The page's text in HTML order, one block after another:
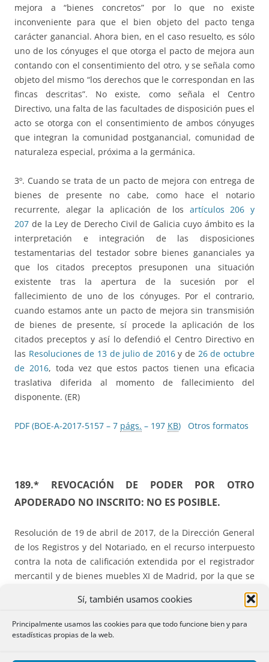
Sí, también usamos cookies
Principalmente usamos las cookies para que todo funcione bien y para
estadísticas propias de la web.
mejora a “bienes concretos” por lo que no existe
inconveniente para que el bien objeto del pacto tenga
carácter ganancial. Ahora bien, en el caso resuelto, es sólo
uno de los cónyuges el que otorga el pacto de mejora aun
contando con el consentimiento del otro, y se señala como
objeto del mismo “los derechos que le correspondan en las
fincas descritas”. No existe, como señala el Centro
Directivo, una falta de las facultades de disposición pues el
acto se otorga con el consentimiento de ambos cónyuges
que integran la comunidad postganancial, comunidad de
naturaleza especial, próxima a la germánica.
3º. Cuando se trata de un pacto de mejora con entrega de
bienes de presente no cabe, como hace el notario
recurrente, alegar la aplicación de los artículos 206 y
207 de la Ley de Derecho Civil de Galicia cuyo ámbito es la
interpretación e integración de las disposiciones
testamentarias del testador sobre bienes gananciales ya
que los citados preceptos presuponen una situación
existente tras la apertura de la sucesión por el
fallecimiento de uno de los cónyuges. Por el contrario,
cuando estamos ante un pacto de mejora sin transmisión
de bienes de presente, sí procede la aplicación de los
citados preceptos y así lo defendió el Centro Directivo en
las Resoluciones de 13 de julio de 2016y de 26 de octubre
de 2016, toda vez que estos pactos tienen una eficacia
traslativa diferida al momento de fallecimiento del
disponente. (ER)
PDF (BOE-A-2017-5157 – 7 págs. – 197 KB) Otros formatos
189.* REVOCACIÓN DE PODER POR OTRO
APODERADO NO INSCRITO: NO ES POSIBLE.
Resolución de 19 de abril de 2017, de la Dirección General
de los Registros y del Notariado, en el recurso interpuesto
contra la nota de calificación extendida por el registrador
mercantil y de bienes muebles XI de Madrid, por la que se
suspende la inscripción de una escritura pública de
revocación de poder.
Hechos:Se revoca un poder por un apoderado de la